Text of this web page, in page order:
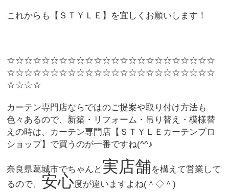
これからも【ＳＴＹＬＥ】を宜しくお願いします！
☆☆☆☆☆☆☆☆☆☆☆☆☆☆☆☆☆☆☆☆☆☆☆☆
☆☆☆☆☆☆☆☆☆☆☆☆☆☆☆☆☆☆☆☆☆☆☆☆
☆☆☆☆
カーテン専門店ならではのご提案や取り付け方法も
色々あるので、新築・リフォーム・吊り替え・模様替
えの時は、カーテン専門店【ＳＴＹＬＥカーテンプロ
ショップ】で買うのが一番ですね(^^♪
奈良県葛城市でちゃんと 実店舗を構えて営業して
るので、 安心度が違いますよね(＾◇＾)